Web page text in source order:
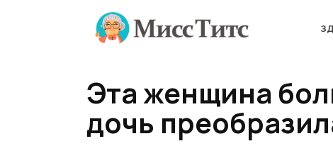
Эта женщина
дочь